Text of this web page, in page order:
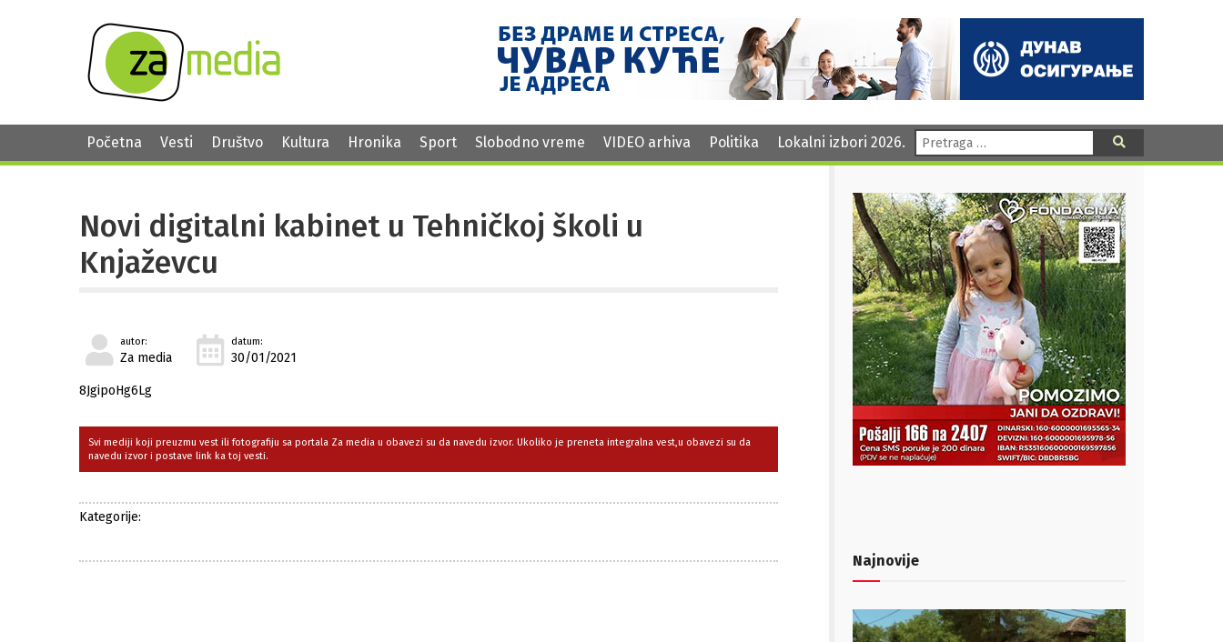
Početna Vesti Društvo Kultura Hronika Sport Slobodno vreme VIDEO arhiva Politika Lokalni izbori 2026. Pretraga:
Novi digitalni kabinet u Tehničkoj školi u
Knjaževcu
autor:
Za media
datum:
30/01/2021
8JgipoHg6Lg
Svi mediji koji preuzmu vest ili fotografiju sa portala Za media u obavezi su da navedu izvor. Ukoliko je preneta integralna vest,u obavezi su da
navedu izvor i postave link ka toj vesti.
Kategorije:
Najnovije